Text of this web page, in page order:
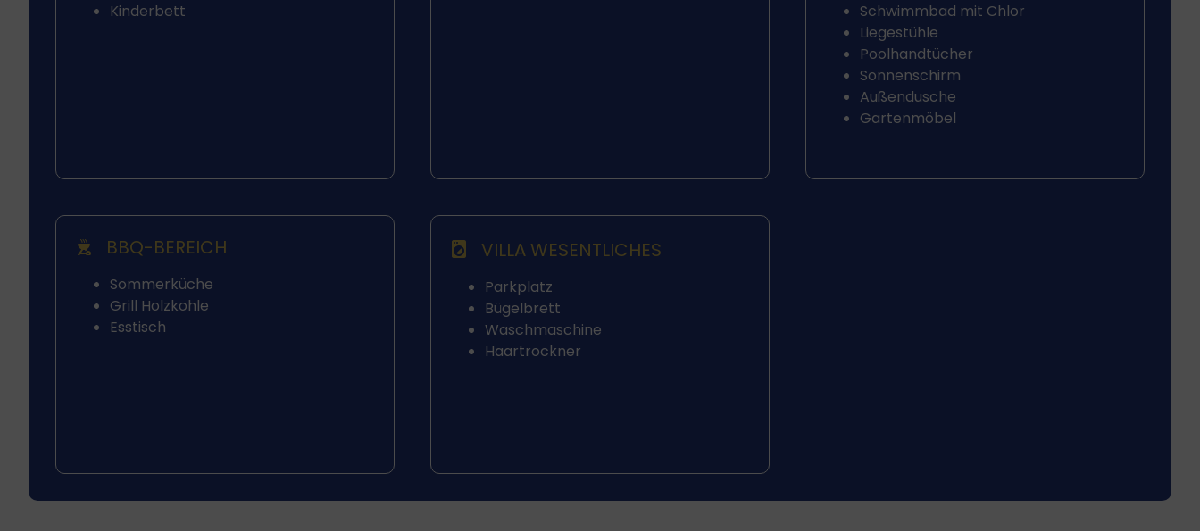
Kinderbett
Schwimmbad mit Chlor
Liegestühle
Poolhandtücher
Sonnenschirm
Außendusche
Gartenmöbel
BBQ-BEREICH
Sommerküche
Grill Holzkohle
Esstisch
VILLA WESENTLICHES
Parkplatz
Bügelbrett
Waschmaschine
Haartrockner